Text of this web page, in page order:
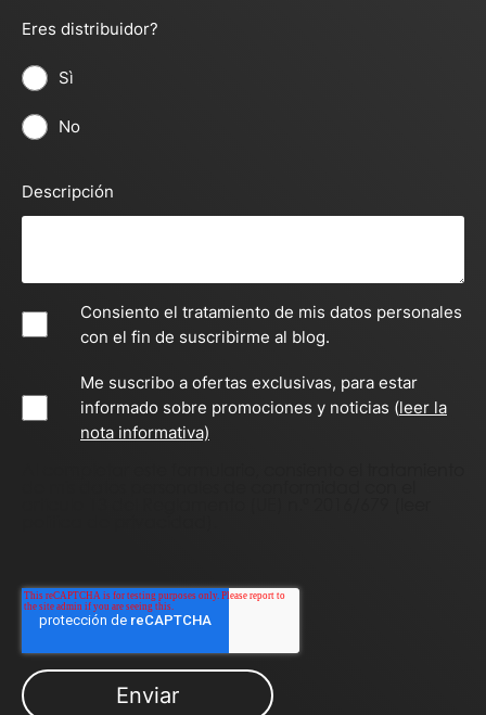
Eres distribuidor?
Sì
No
Descripción
Consiento el tratamiento de mis datos personales
con el fin de suscribirme al blog.
Me suscribo a ofertas exclusivas, para estar
informado sobre promociones y noticias (leer la
nota informativa)